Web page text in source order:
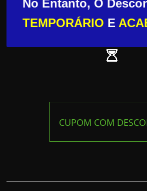
No Entanto, O
TEMPORÁRIO E
CUPOM COM